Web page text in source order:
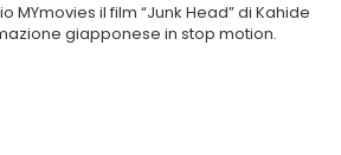
MYmovies il film “Junk Head” di Kahide
giapponese in stop motion.